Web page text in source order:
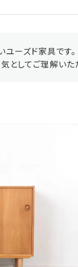
ーズド家具です
してご理解いた